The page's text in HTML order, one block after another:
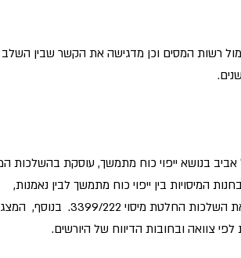
רשות המסים וכן מדגישה את הקשר שבין השלב
בנושא ייפוי כוח מתמשך, עוסקת בהשלכות
המשפטית והאפוטרופסות, תשכ"ב-1962, ומדגישה את האבחנות המיסויות בין ייפוי כוח מתמשך לבין נאמנות,
לצורכי פקודת מס הכנסה (נוסח חדש) תשכ"א-1961 וחוק מיסוי מקרקעין (שבח ורכישה) תשכ"ג-1963 וסוקרת את השלכות החלטת מיסוי
צוואה ובחובות הדיווח של היורשים.